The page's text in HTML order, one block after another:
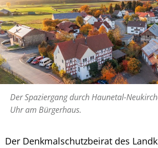
Der Spaziergang durch Haunetal-
Uhr am Bürgerhaus.
Der Denkmalschutzbeirat des